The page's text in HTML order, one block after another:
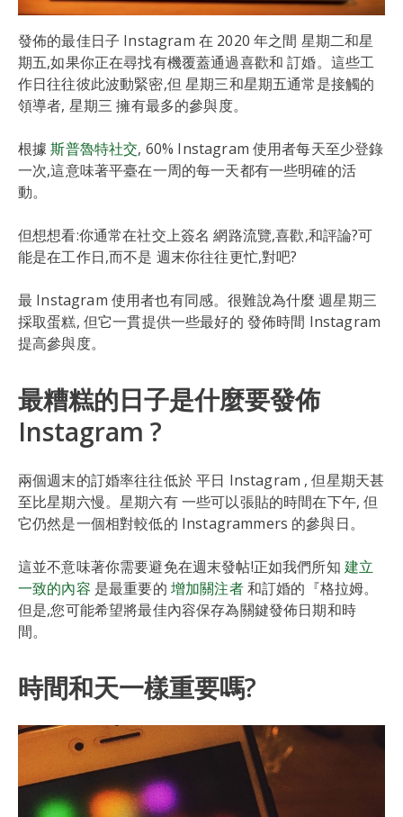
發佈的最佳日子 Instagram 在 2020 年之間 星期二和星
期五,如果你正在尋找有機覆蓋通過喜歡和 訂婚。這些工
作日往往彼此波動緊密,但 星期三和星期五通常是接觸的
領導者, 星期三 擁有最多的參與度。
根據斯普魯特社交, 60% Instagram 使用者每天至少登錄
一次,這意味著平臺在一周的每一天都有一些明確的活
動。
但想想看:你通常在社交上簽名 網路流覽,喜歡,和評論?可
能是在工作日,而不是 週末你往往更忙,對吧?
最 Instagram 使用者也有同感。很難說為什麼 週星期三
採取蛋糕, 但它一貫提供一些最好的 發佈時間 Instagram
提高參與度。
最糟糕的日子是什麼要發佈
Instagram ?
兩個週末的訂婚率往往低於 平日 Instagram , 但星期天甚
至比星期六慢。星期六有 一些可以張貼的時間在下午, 但
它仍然是一個相對較低的 Instagrammers 的參與日。
這並不意味著你需要避免在週末發帖!正如我們所知 建立
一致的內容 是最重要的 增加關注者和訂婚的『格拉姆。
但是,您可能希望將最佳內容保存為關鍵發佈日期和時
間。
時間和天一樣重要嗎?